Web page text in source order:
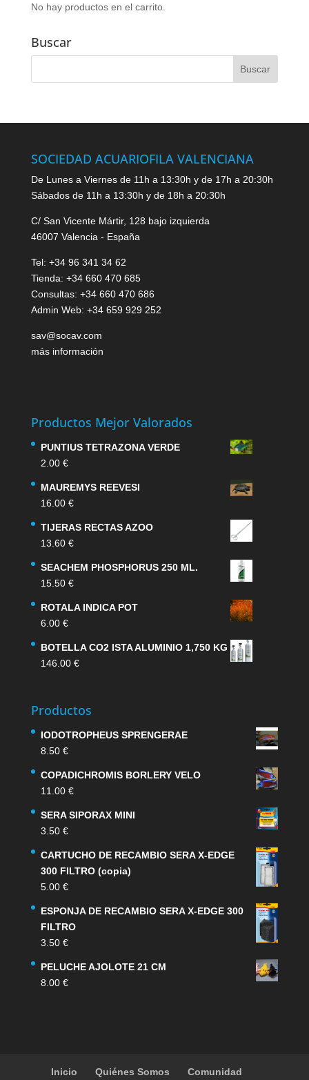
No hay productos en el carrito.
Buscar
SOCIEDAD ACUARIOFILA VALENCIANA
De Lunes a Viernes de 11h a 13:30h y de 17h a 20:30h
Sábados de 11h a 13:30h y de 18h a 20:30h
C/ San Vicente Mártir, 128 bajo izquierda
46007 Valencia - España
Tel: +34 96 341 34 62
Tienda: +34 660 470 685
Consultas: +34 660 470 686
Admin Web: +34 659 929 252
sav@socav.com
más información
Productos Mejor Valorados
PUNTIUS TETRAZONA VERDE
2.00 €
MAUREMYS REEVESI
16.00 €
TIJERAS RECTAS AZOO
13.60 €
SEACHEM PHOSPHORUS 250 ML.
15.50 €
ROTALA INDICA POT
6.00 €
BOTELLA CO2 ISTA ALUMINIO 1,750 KG
146.00 €
Productos
IODOTROPHEUS SPRENGERAE
8.50 €
COPADICHROMIS BORLERY VELO
11.00 €
SERA SIPORAX MINI
3.50 €
CARTUCHO DE RECAMBIO SERA X-EDGE
300 FILTRO (copia)
5.00 €
ESPONJA DE RECAMBIO SERA X-EDGE 300
FILTRO
3.50 €
PELUCHE AJOLOTE 21 CM
8.00 €
Inicio Quiénes Somos Comunidad